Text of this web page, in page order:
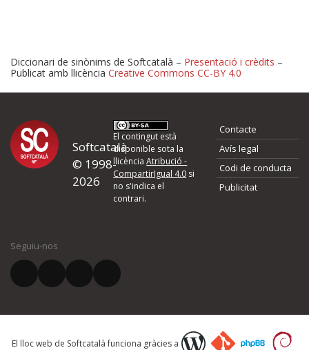
Proposeu-nos millores o
d'errors
Si heu trobat un error o voleu proposar alguna millora, ompliu els
quina és la millora que proposeu o l'error del qual voleu informar-
El vostre correu electrònic *
Què proposeu?
Diccionari de sinònims de Softcatalà – Presentació i crèdits –
Publicat amb llicència Creative Commons CC-BY 4.0
Softcatalà
© 1998-
2026
El contingut està
disponible sota la
llicènciaAtribució -
CompartirIgual 4.0 si
no s'indica el
contrari.
Contacte
Avís legal
Codi de conducta
Publicitat
Seguiu-nos
El lloc web de Softcatalà funciona gràcies a